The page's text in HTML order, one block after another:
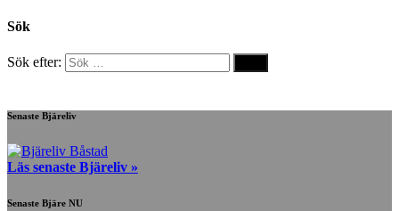
Sök
Sök efter:
Senaste Bjäreliv
Läs senaste Bjäreliv »
Senaste Bjäre NU